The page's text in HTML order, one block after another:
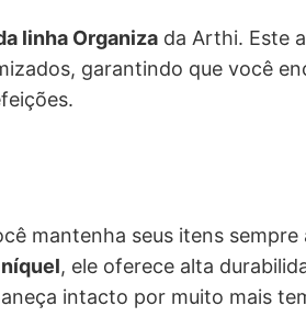
a
a
:
:
2
9
linha Organiza da Arthi. Este
garantindo que você
mantenha seus itens sempre
, ele oferece alta
intacto por muito mais